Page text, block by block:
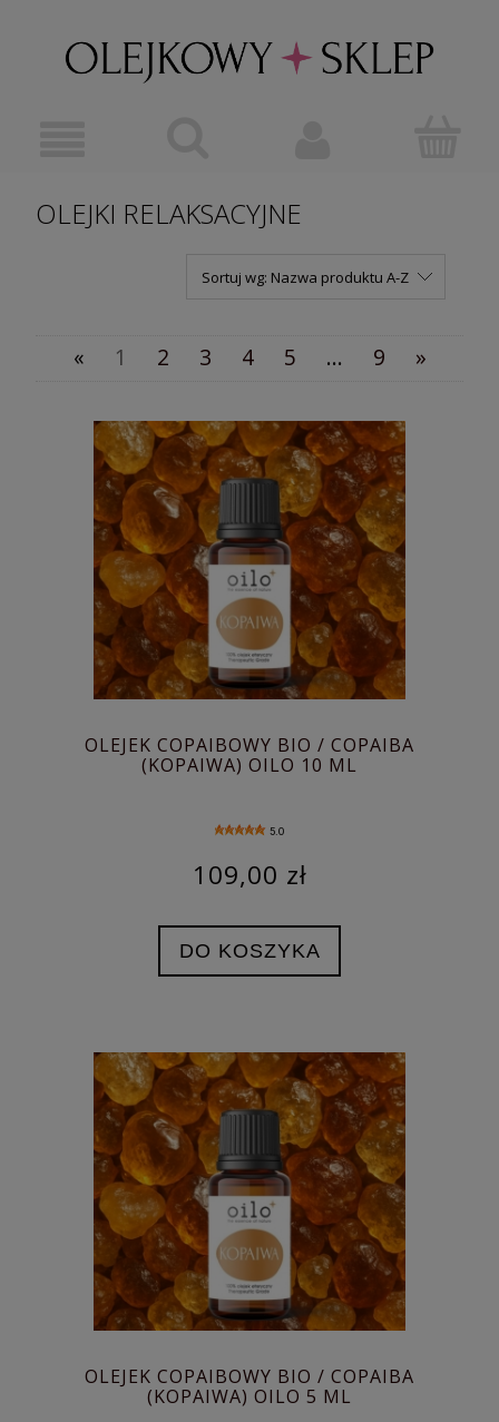
OLEJKI RELAKSACYJNE
Sortuj wg: Nazwa produktu A-Z
« 1 2 3 4 5 ... 9 »
OLEJEK COPAIBOWY BIO / COPAIBA
(KOPAIWA) OILO 10 ML
5.0
109,00 zł
DO KOSZYKA
OLEJEK COPAIBOWY BIO / COPAIBA
(KOPAIWA) OILO 5 ML